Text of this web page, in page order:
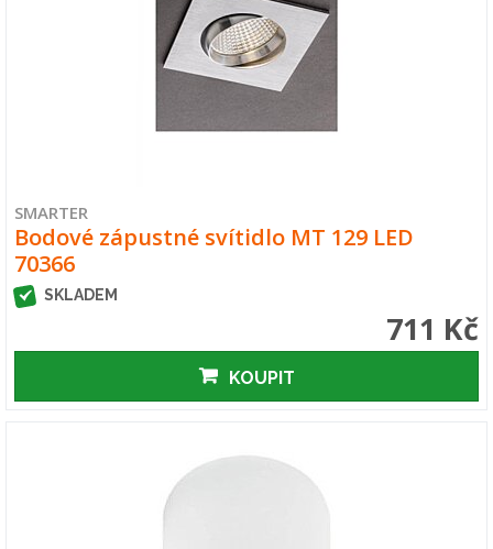
SMARTER
Bodové zápustné svítidlo MT 129 LED
70366
SKLADEM
711 Kč
KOUPIT